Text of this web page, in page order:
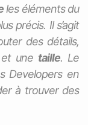
les éléments du
précis. Il s’agit
des détails,
et une taille. Le
Developers en
à trouver des